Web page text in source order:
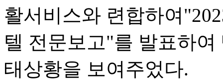
활서비스와 련합하여
텔 전문보고"를 발표하
태상황을 보여주었다.